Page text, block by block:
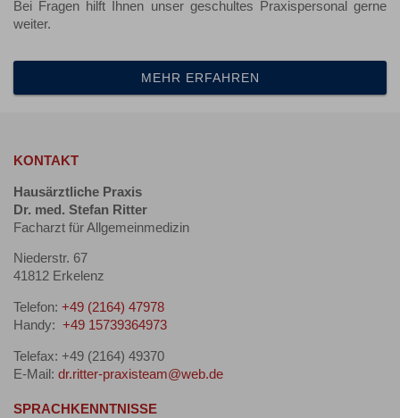
Bei Fragen hilft Ihnen unser geschultes Praxispersonal gerne
weiter.
MEHR ERFAHREN
KONTAKT
Hausärztliche Praxis
Dr. med. Stefan Ritter
Facharzt für Allgemeinmedizin
Niederstr. 67
41812 Erkelenz
Telefon: +49 (2164) 47978
Handy: +49 15739364973
Telefax: +49 (2164) 49370
E-Mail: dr.ritter-praxisteam@web.de
SPRACHKENNTNISSE